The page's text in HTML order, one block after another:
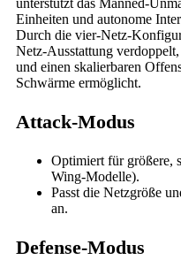
unterstützt das Manned-
Einheiten und autonome
Durch die vier-Netz-
Netz-Ausstattung
und einen skalierbaren
Schwärme ermöglicht.
Attack-Modus
Optimiert für größere,
Wing-Modelle).
Passt die Netzgröße
an.
Defense-Modus